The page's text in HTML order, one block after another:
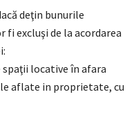
deţin bunurile
fi excluşi de la acordarea
locative în afara
aflate in proprietate, cu